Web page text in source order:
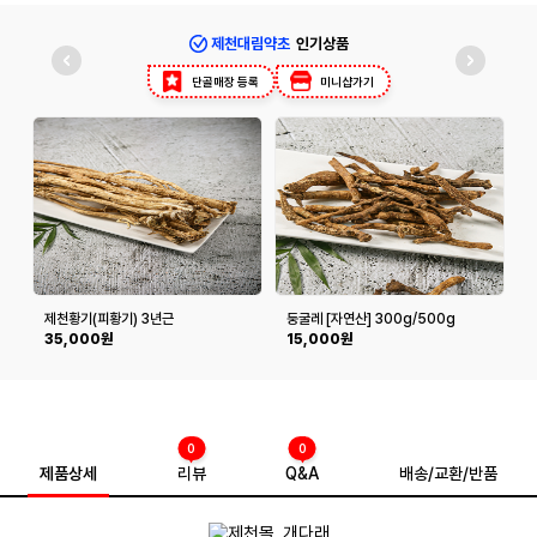
제천대림약초 인기상품
단골매장 등록 미니샵가기
제천황기(피황기) 3년근
300g/600g
35,000원
둥굴레 [자연산] 300g/500g
15,000원
제품상세 리뷰
0
Q&A
0
배송/교환/반품